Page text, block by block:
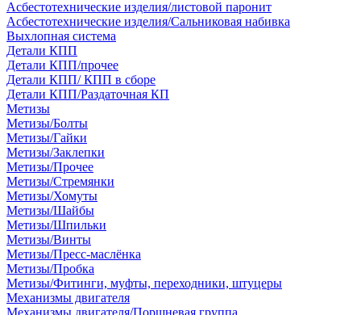
Асбестотехнические изделия/листовой паронит
Асбестотехнические изделия/Сальниковая набивка
Выхлопная система
Детали КПП
Детали КПП/прочее
Детали КПП/ КПП в сборе
Детали КПП/Раздаточная КП
Метизы
Метизы/Болты
Метизы/Гайки
Метизы/Заклепки
Метизы/Прочее
Метизы/Стремянки
Метизы/Хомуты
Метизы/Шайбы
Метизы/Шпильки
Метизы/Винты
Метизы/Пресс-маслёнка
Метизы/Пробка
Метизы/Фитинги, муфты, переходники, штуцеры
Механизмы двигателя
Механизмы двигателя/Поршневая группа